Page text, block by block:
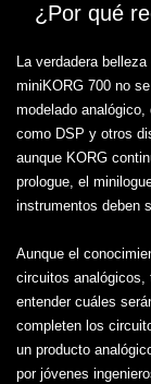
¿Por qué
La verdadera
miniKORG 700 no
modelado
como DSP y otros
aunque KORG
prologue, el
instrumentos deben
Aunque el
circuitos analógicos,
entender cuáles
completen los
un producto
por jóvenes